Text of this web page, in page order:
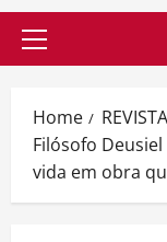
Primary
Home
Filósofo
vida em obra